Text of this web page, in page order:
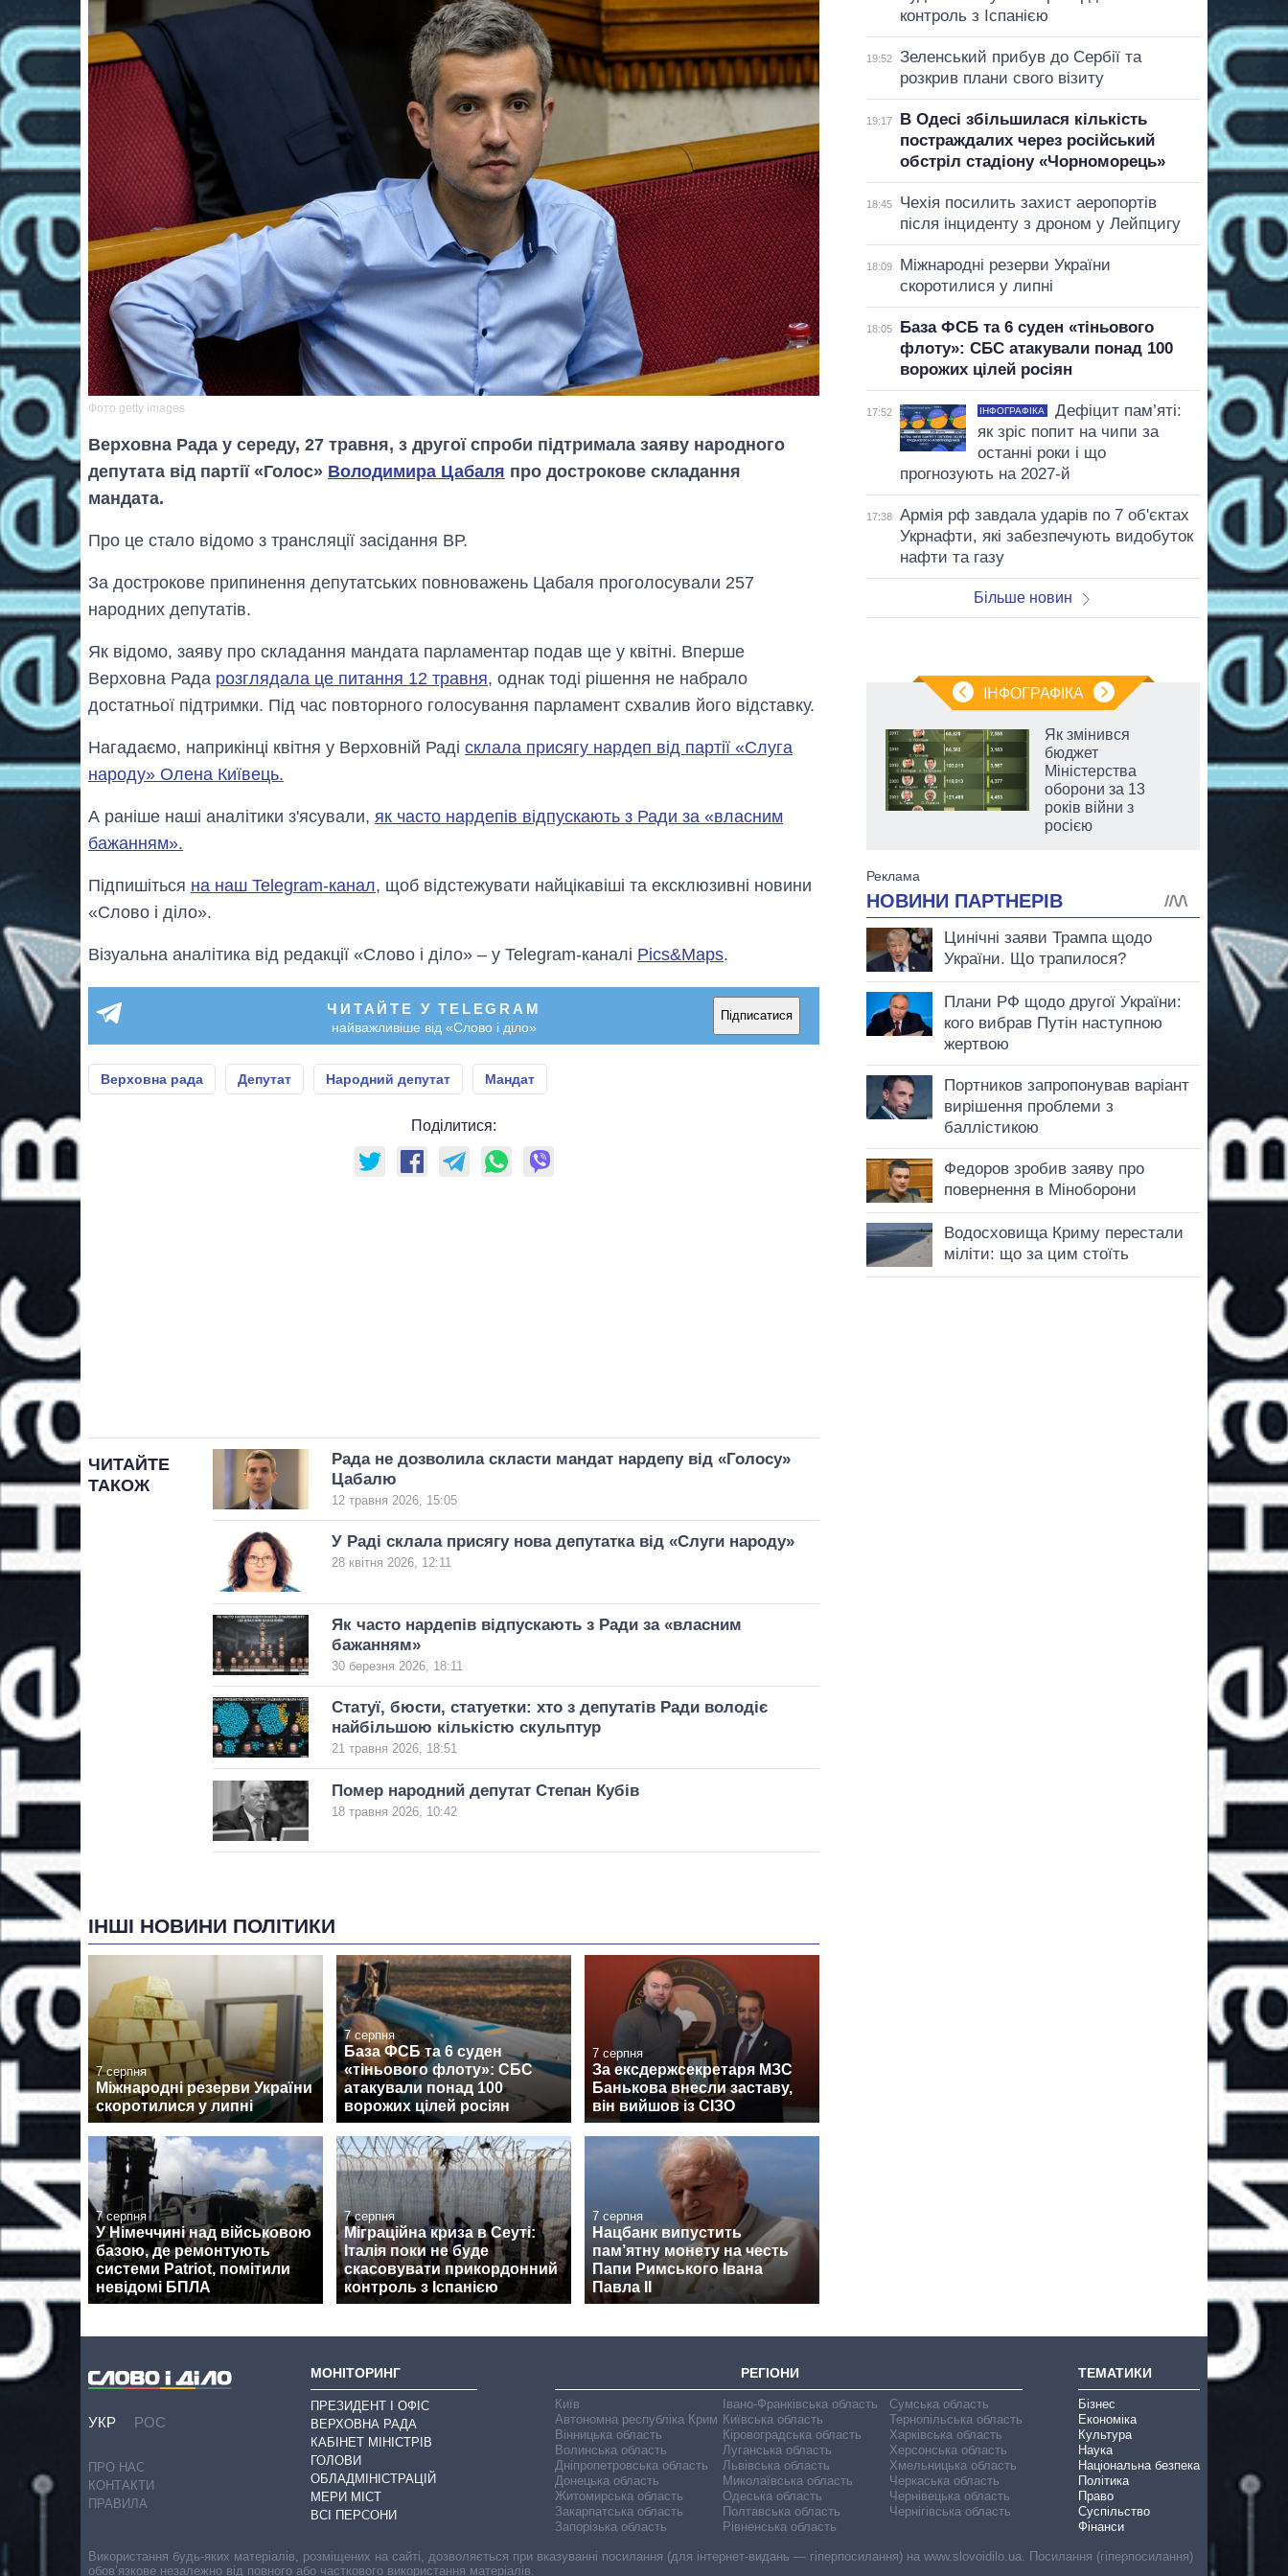
Фото getty images
Верховна Рада у середу, 27 травня, з другої спроби підтримала заяву народного
депутата від партії «Голос» Володимира Цабаля про дострокове складання
мандата.
Про це стало відомо з трансляції засідання ВР.
За дострокове припинення депутатських повноважень Цабаля проголосували 257
народних депутатів.
Як відомо, заяву про складання мандата парламентар подав ще у квітні. Вперше
Верховна Рада розглядала це питання 12 травня, однак тоді рішення не набрало
достатньої підтримки. Під час повторного голосування парламент схвалив його відставку.
Нагадаємо, наприкінці квітня у Верховній Раді склала присягу нардеп від партії «Слуга
народу» Олена Київець.
А раніше наші аналітики з'ясували, як часто нардепів відпускають з Ради за «власним
бажанням».
Підпишіться на наш Telegram-канал, щоб відстежувати найцікавіші та ексклюзивні новини
«Слово і діло».
Візуальна аналітика від редакції «Слово і діло» – у Telegram-каналі Pics&Maps.
ЧИТАЙТЕ У TELEGRAM
найважливіше від «Слово і діло»
Підписатися
Верховна рада Депутат Народний депутат Мандат
Поділитися:
ЧИТАЙТЕ
ТАКОЖ
Рада не дозволила скласти мандат нардепу від «Голосу»
Цабалю
12 травня 2026, 15:05
У Раді склала присягу нова депутатка від «Слуги народу»
28 квітня 2026, 12:11
Як часто нардепів відпускають з Ради за «власним
бажанням»
30 березня 2026, 18:11
Статуї, бюсти, статуетки: хто з депутатів Ради володіє
найбільшою кількістю скульптур
21 травня 2026, 18:51
Помер народний депутат Степан Кубів
18 травня 2026, 10:42
ІНШІ НОВИНИ ПОЛІТИКИ
7 серпня
Міжнародні резерви України
скоротилися у липні
7 серпня
База ФСБ та 6 суден
«тіньового флоту»: СБС
атакували понад 100
ворожих цілей росіян
7 серпня
За ексдержсекретаря МЗС
Банькова внесли заставу,
він вийшов із СІЗО
7 серпня
У Німеччині над військовою
базою, де ремонтують
системи Patriot, помітили
невідомі БПЛА
7 серпня
Міграційна криза в Сеуті:
Італія поки не буде
скасовувати прикордонний
контроль з Іспанією
7 серпня
Нацбанк випустить
пам’ятну монету на честь
Папи Римського Івана
Павла II
контроль з Іспанією
19:52
Зеленський прибув до Сербії та
розкрив плани свого візиту
19:17
В Одесі збільшилася кількість
постраждалих через російський
обстріл стадіону «Чорноморець»
18:45
Чехія посилить захист аеропортів
після інциденту з дроном у Лейпцигу
18:09
Міжнародні резерви України
скоротилися у липні
18:05
База ФСБ та 6 суден «тіньового
флоту»: СБС атакували понад 100
ворожих цілей росіян
17:52 ІНФОГРАФІКА
Дефіцит пам’яті:
як зріс попит на чипи за
останні роки і що
прогнозують на 2027-й
17:38
Армія рф завдала ударів по 7 об'єктах
Укрнафти, які забезпечують видобуток
нафти та газу
Більше новин
ІНФОГРАФІКА
змінилася кількість
аспірантуру
Як змінився
бюджет
Міністерства
оборони за 13
років війни з
росією
УКР РОС
ПРО НАС
КОНТАКТИ
ПРАВИЛА
МОНІТОРИНГ
ПРЕЗИДЕНТ І ОФІС
ВЕРХОВНА РАДА
КАБІНЕТ МІНІСТРІВ
ГОЛОВИ
ОБЛАДМІНІСТРАЦІЙ
МЕРИ МІСТ
ВСІ ПЕРСОНИ
РЕГІОНИ
Київ
Автономна республіка Крим
Вінницька область
Волинська область
Дніпропетровська область
Донецька область
Житомирська область
Закарпатська область
Запорізька область
Івано-Франківська область
Київська область
Кіровоградська область
Луганська область
Львівська область
Миколаївська область
Одеська область
Полтавська область
Рівненська область
Сумська область
Тернопільська область
Харківська область
Херсонська область
Хмельницька область
Черкаська область
Чернівецька область
Чернігівська область
ТЕМАТИКИ
Бізнес
Економіка
Культура
Наука
Національна безпека
Політика
Право
Суспільство
Фінанси
Використання будь-яких матеріалів, розміщених на сайті, дозволяється при вказуванні посилання (для інтернет-видань — гіперпосилання) на www.slovoidilo.ua. Посилання (гіперпосилання)
обов’язкове незалежно від повного або часткового використання матеріалів.